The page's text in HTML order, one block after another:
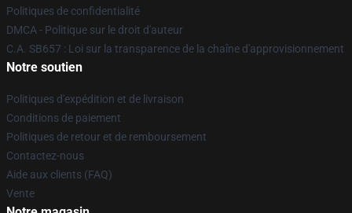
Politiques de confidentialité
DMCA - Politique sur le droit d'auteur
C.A. SB657 : Loi sur la transparence de la chaîne d'approvisionnement
Notre soutien
Politiques d'expédition et de livraison
Conditions de paiement
Politiques de retour et de remboursement
Contactez-nous
Aide aux clients (FAQ)
Vente